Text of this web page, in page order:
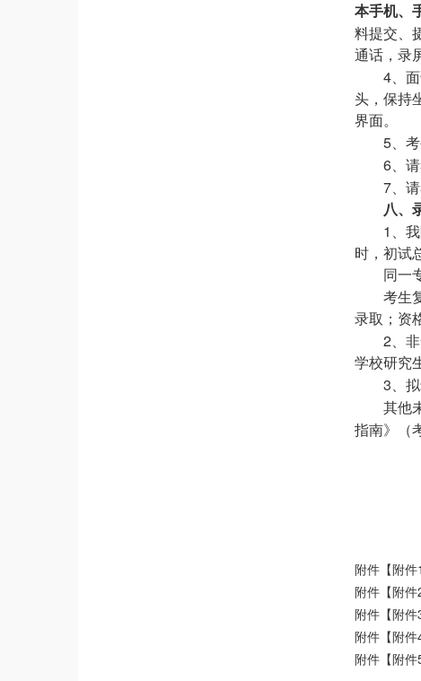
本手机、
料提交、
通话，录
4、
头，保持
界面。
5、
6、
7、
八、
1
、
时，初试
同一
考生
录取；资
2、
学校研究
3 、
其他
指南》（
附件【附件
附件【附件
附件【附件
附件【附件
附件【附件